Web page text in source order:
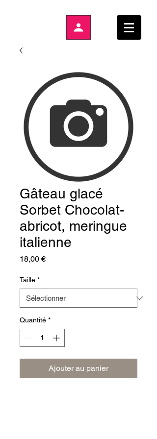
Gâteau glacé
Sorbet Chocolat-
abricot, meringue
italienne
18,00 €Prix
Taille *
Quantité *
Ajouter au panier